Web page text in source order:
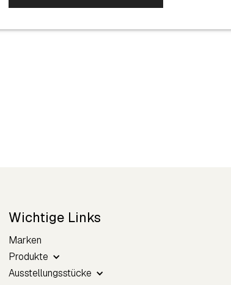
Wichtige Links
Marken
Produkte
Ausstellungsstücke